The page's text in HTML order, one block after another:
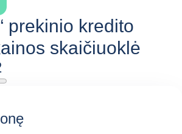
prekinio kredito
skaičiuoklė